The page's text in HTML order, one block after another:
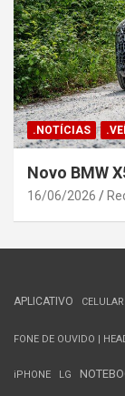
.NOTÍCIAS
Novo BMW
16/06/2026
APLICATIVO CELULAR
FONE DE OUVIDO |
iPHONE LG